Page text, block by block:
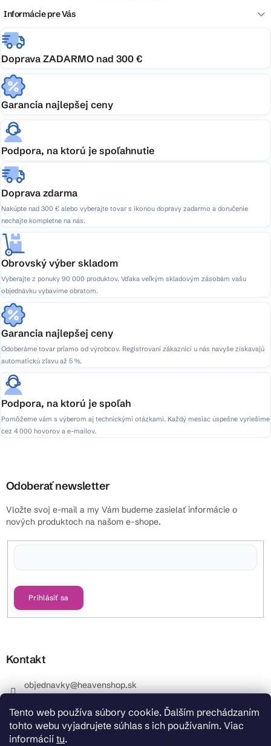
Tento web používa súbory cookie. Ďalším prechádzaním
tohto webu vyjadrujete súhlas s ich používaním. Viac
informácií tu.
Informácie pre Vás
Doprava ZADARMO nad 300 €
Garancia najlepšej ceny
Podpora, na ktorú je spoľahnutie
Doprava zdarma
Nakúpte nad 300 € alebo vyberajte tovar s ikonou dopravy zadarmo a doručenie
nechajte kompletne na nás.
Obrovský výber skladom
Vyberajte z ponuky 90 000 produktov. Vďaka veľkým skladovým zásobám vašu
objednávku vybavíme obratom.
Garancia najlepšej ceny
Odoberáme tovar priamo od výrobcov. Registrovaní zákazníci u nás navyše získavajú
automatickú zľavu až 5 %.
Podpora, na ktorú je spoľah
Pomôžeme vám s výberom aj technickými otázkami. Každý mesiac úspešne vyriešime
cez 4 000 hovorov a e-mailov.
Odoberať newsletter
Vložte svoj e-mail a my Vám budeme zasielať informácie o
nových produktoch na našom e-shope.
Prihlásiť sa
Kontakt
objednavky@heavenshop.sk
_Info objednávky : +421 914 399 399 Pracovné dni od
8.00 hod. do 12.00 . REKLAMÁCIE : +421 914 399 399
HeavenShop.sk